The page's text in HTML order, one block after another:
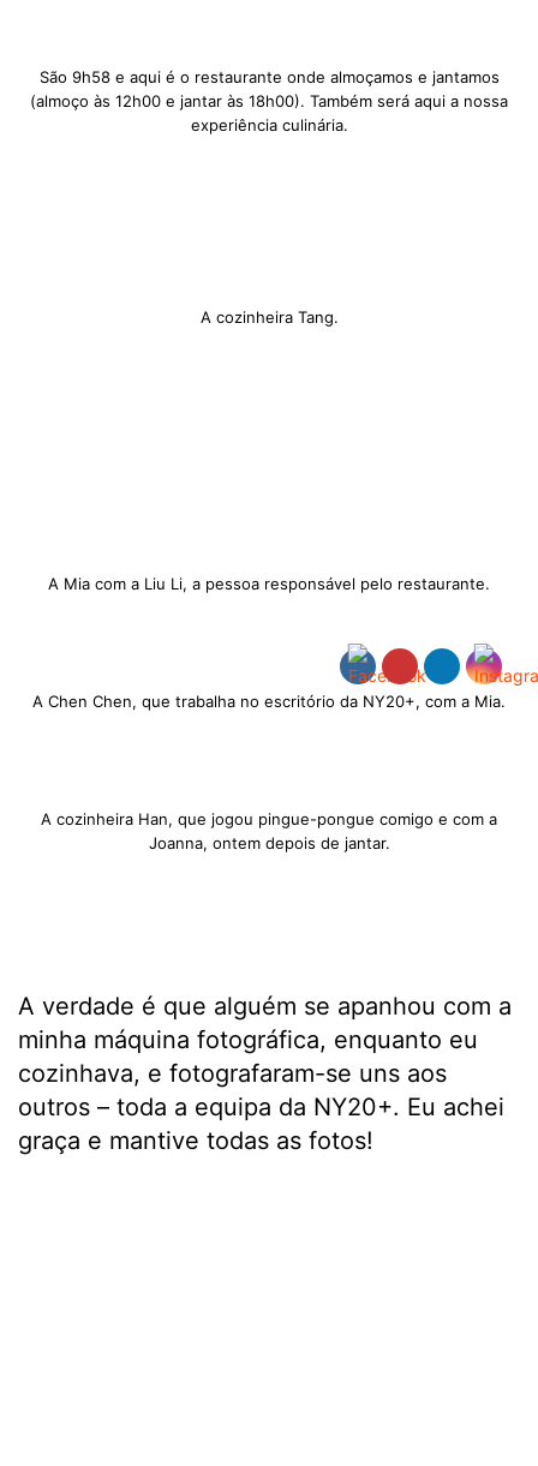
São 9h58 e aqui é o restaurante onde almoçamos e jantamos
(almoço às 12h00 e jantar às 18h00). Também será aqui a nossa
experiência culinária.
A cozinheira Tang.
A Mia com a Liu Li, a pessoa responsável pelo restaurante.
A Chen Chen, que trabalha no escritório da NY20+, com a Mia.
A cozinheira Han, que jogou pingue-pongue comigo e com a
Joanna, ontem depois de jantar.
A verdade é que alguém se apanhou com a
minha máquina fotográfica, enquanto eu
cozinhava, e fotografaram-se uns aos
outros – toda a equipa da NY20+. Eu achei
graça e mantive todas as fotos!